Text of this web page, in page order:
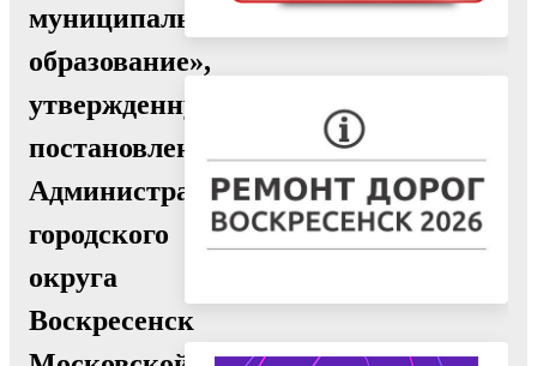
муниципальное
образование»,
утвержденную
постановлением
Администрации
городского
округа
Воскресенск